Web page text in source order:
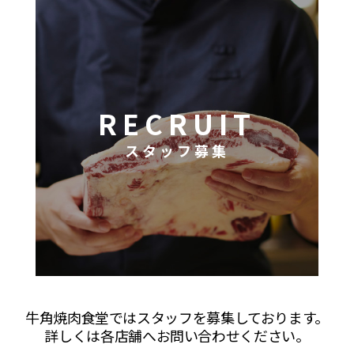
RECRUIT
スタッフ募集
牛角焼肉食堂ではスタッフを募集しております。
詳しくは各店舗へお問い合わせください。